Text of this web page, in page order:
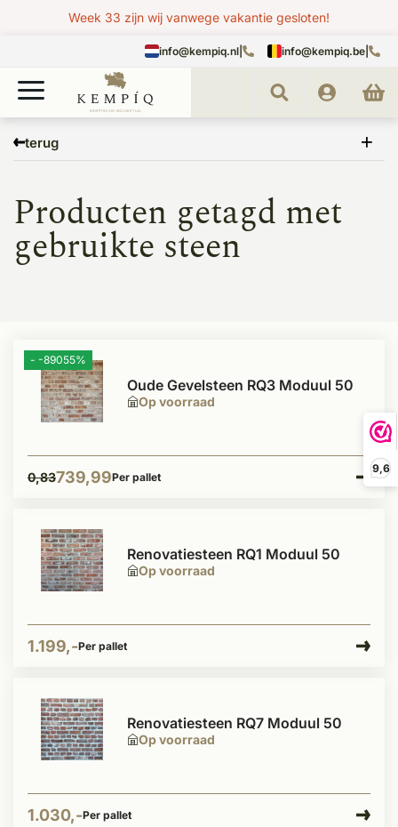
9,6
Week 33 zijn wij vanwege vakantie gesloten!
info@kempiq.nl info@kempiq.be
terug
gebruikte steen
Producten getagd met
gebruikte steen
- -89055%
Op voorraad
Oude Gevelsteen RQ3 Moduul 50
0,83739,99Per pallet
Op voorraad
Renovatiesteen RQ1 Moduul 50
1.199,-Per pallet
Op voorraad
Renovatiesteen RQ7 Moduul 50
1.030,-Per pallet